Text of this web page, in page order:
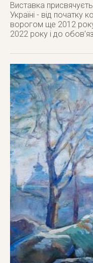
Виставка
Україні - від початку
ворогом ще 2012
2022 року і до